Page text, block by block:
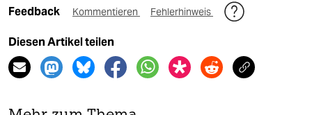
Feedback Kommentieren Fehlerhinweis
Diesen Artikel teilen